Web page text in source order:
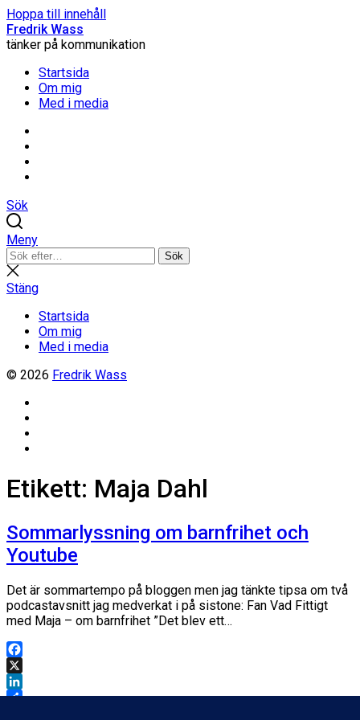
Hoppa till innehåll
Fredrik Wass
tänker på kommunikation
Startsida
Om mig
Med i media
Sök
Meny
Sök
efter:
Sök
Stäng
sökning
Stäng
Startsida
Om mig
Med i media
© 2026 Fredrik Wass
Etikett: Maja Dahl
Sommarlyssning om barnfrihet och
Youtube
Det är sommartempo på bloggen men jag tänkte tipsa om två
podcastavsnitt jag medverkat i på sistone: Fan Vad Fittigt
med Maja – om barnfrihet ”Det blev ett…
Facebook
X
LinkedIn